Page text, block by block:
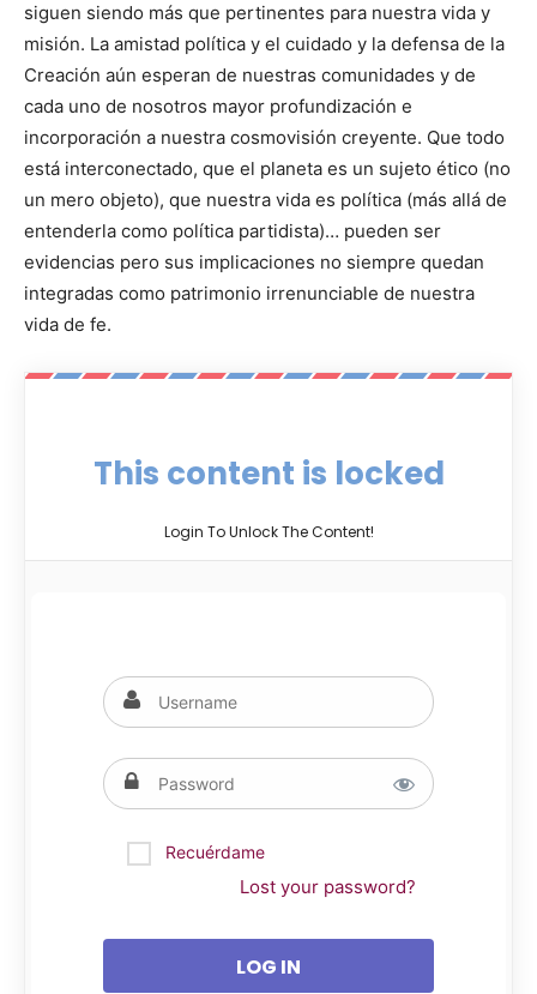
siguen siendo más que pertinentes para nuestra vida y
misión. La amistad política y el cuidado y la defensa de la
Creación aún esperan de nuestras comunidades y de
cada uno de nosotros mayor profundización e
incorporación a nuestra cosmovisión creyente. Que todo
está interconectado, que el planeta es un sujeto ético (no
un mero objeto), que nuestra vida es política (más allá de
entenderla como política partidista)… pueden ser
evidencias pero sus implicaciones no siempre quedan
integradas como patrimonio irrenunciable de nuestra
vida de fe.
This content is locked
Login To Unlock The Content!
Recuérdame
Lost your password?